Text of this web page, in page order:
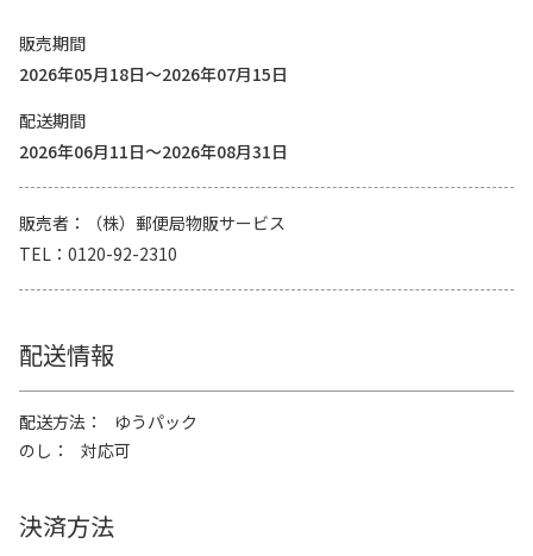
販売期間
2026年05月18日～2026年07月15日
配送期間
2026年06月11日～2026年08月31日
販売者
（株）郵便局物販サービス
TEL
0120-92-2310
配送情報
配送方法
ゆうパック
のし
対応可
決済方法